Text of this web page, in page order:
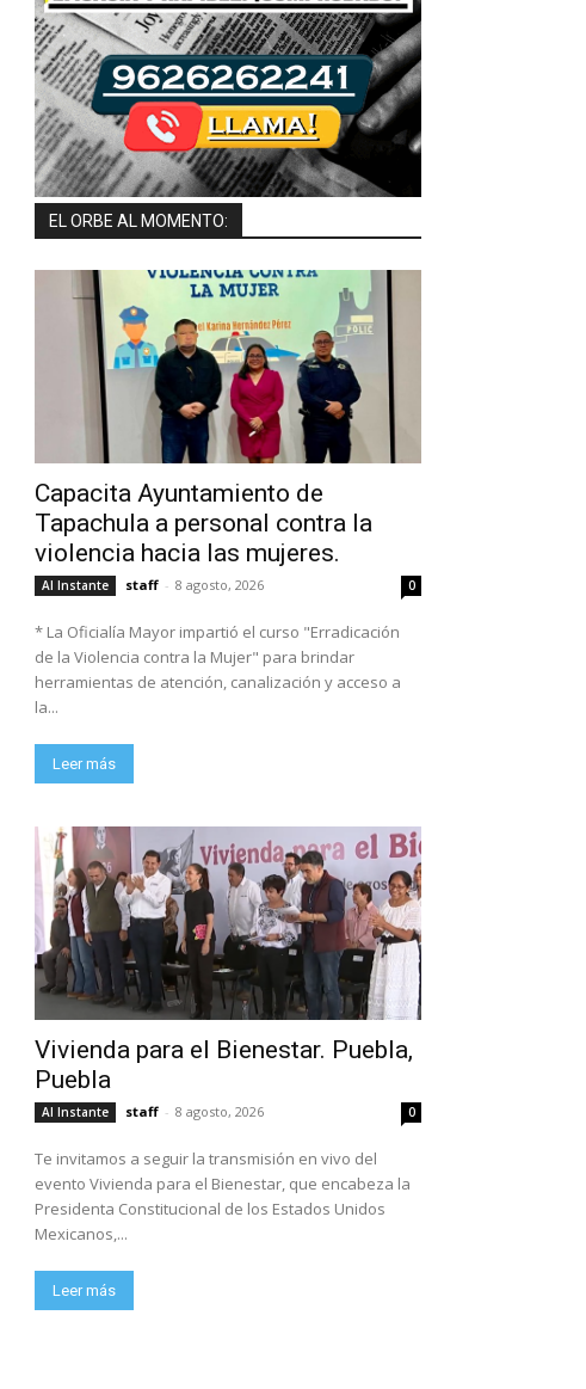
Joven Lesionada en choque en la 3a Norte y 25 Calle Oriente, quien fue auxiliada y
del Grupo SAE y el personal de Vialidad Municipal serán los encargados de deslindar
Una Joven Lesionada en choque en la 3a Norte y 25 Calle Oriente, quien fue auxiliada
por los rescatistas del Grupo SAE y el personal de Vialidad Municipal serán los
responsabilidades.
EL ORBE AL MOMENTO:
Capacita Ayuntamiento de
Tapachula a personal contra la
violencia hacia las mujeres.
Al Instante staff - 8 agosto, 2026 0
* La Oficialía Mayor impartió el curso "Erradicación
de la Violencia contra la Mujer" para brindar
herramientas de atención, canalización y acceso a
la...
Leer más
Vivienda para el Bienestar. Puebla,
Puebla
Al Instante staff - 8 agosto, 2026 0
Te invitamos a seguir la transmisión en vivo del
evento Vivienda para el Bienestar, que encabeza la
Presidenta Constitucional de los Estados Unidos
Mexicanos,...
Leer más